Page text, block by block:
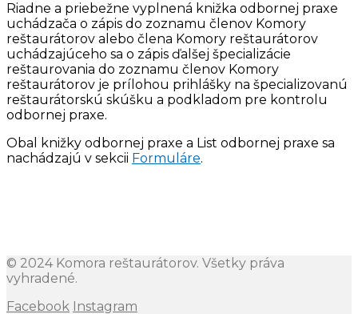
Riadne a priebežne vyplnená knižka odbornej praxe
uchádzača o zápis do zoznamu členov Komory
reštaurátorov alebo člena Komory reštaurátorov
uchádzajúceho sa o zápis ďalšej špecializácie
reštaurovania do zoznamu členov Komory
reštaurátorov je prílohou prihlášky na špecializovanú
reštaurátorskú skúšku a podkladom pre kontrolu
odbornej praxe.
Obal knižky odbornej praxe a List odbornej praxe sa
nachádzajú v sekcii Formuláre.
© 2024 Komora reštaurátorov. Všetky práva
vyhradené.
Facebook Instagram